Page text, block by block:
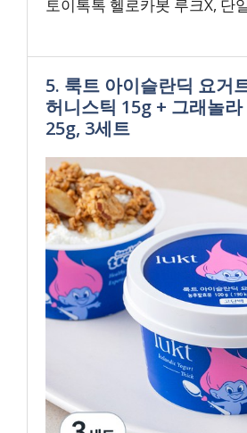
토이톡톡 헬로카봇 루크X, 단
5. 룩트 아이슬란딕 요거
허니스틱 15g + 그래놀
25g, 3세트